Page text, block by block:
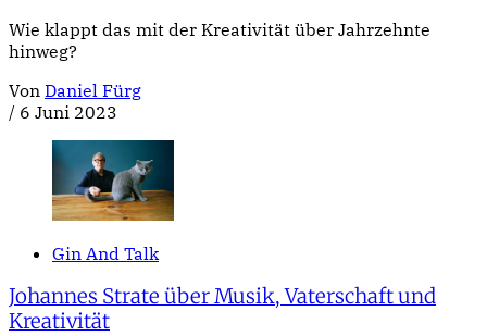
Wie klappt das mit der Kreativität über Jahrzehnte
hinweg?
Von Daniel Fürg
/ 6 Juni 2023
Gin And Talk
Johannes Strate über Musik, Vaterschaft und
Kreativität